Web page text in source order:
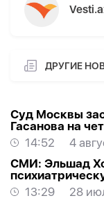
ДРУГИЕ
Суд Москвы
Гасанова на
14:52
4
СМИ: Эльшад
13:29
28